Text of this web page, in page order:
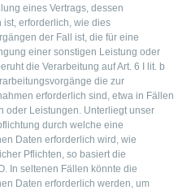
eines Vertrags, dessen
ist, erforderlich, wie dies
der Fall ist, die für eine
einer sonstigen Leistung oder
die Verarbeitung auf Art. 6 I lit. b
die zur
erforderlich sind, etwa in Fällen
oder Leistungen. Unterliegt unser
durch welche eine
Daten erforderlich wird, wie
Pflichten, so basiert die
In seltenen Fällen könnte die
Daten erforderlich werden, um